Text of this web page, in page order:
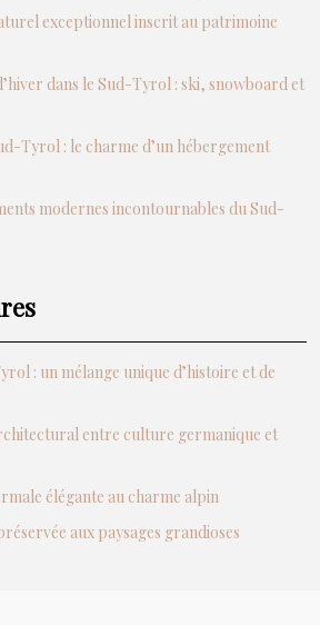
exceptionnel inscrit au patrimoine
dans le Sud-Tyrol : ski, snowboard et
Tyrol : le charme d’un hébergement
modernes incontournables du Sud-
: un mélange unique d’histoire et de
entre culture germanique et
élégante au charme alpin
aux paysages grandioses